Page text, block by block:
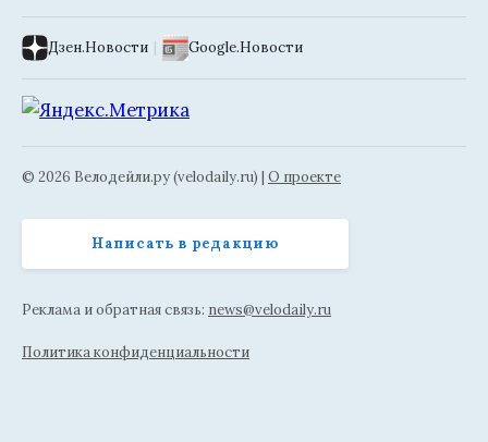
Дзен.Новости | Google.Новости
© 2026 Велодейли.ру (velodaily.ru) | О проекте
Написать в редакцию
Реклама и обратная связь: news@velodaily.ru
Политика конфиденциальности